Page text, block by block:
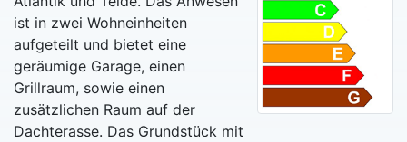
ist in zwei Wohneinheiten
aufgeteilt und bietet eine
geräumige Garage, einen
Grillraum, sowie einen
zusätzlichen Raum auf der
Dachterasse. Das Grundstück mit